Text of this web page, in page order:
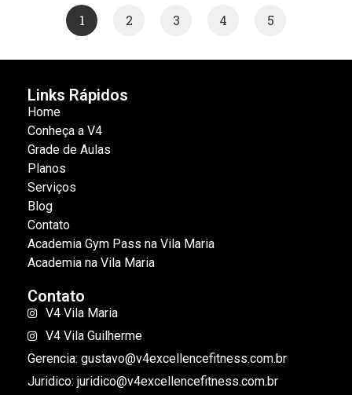
1 2 3 4 5
Links Rápidos
Home
Conheça a V4
Grade de Aulas
Planos
Serviços
Blog
Contato
Academia Gym Pass na Vila Maria
Academia na Vila Maria
Contato
V4 Vila Maria
V4 Vila Guilherme
Gerencia: gustavo@v4excellencefitness.com.br
Juridico: juridico@v4excellencefitness.com.br